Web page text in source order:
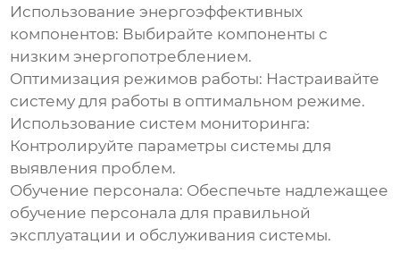
Использование энергоэффективных
компонентов: Выбирайте компоненты с
низким энергопотреблением.
Оптимизация режимов работы: Настраивайте
систему для работы в оптимальном режиме.
Использование систем мониторинга:
Контролируйте параметры системы для
выявления проблем.
Обучение персонала: Обеспечьте надлежащее
обучение персонала для правильной
эксплуатации и обслуживания системы.